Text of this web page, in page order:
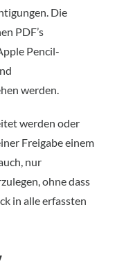
Die
PDF’s
Pencil-
werden.
werden oder
Freigabe einem
nur
ohne dass
in alle erfassten